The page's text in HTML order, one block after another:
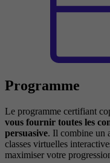
Programme
Le programme certifiant
vous fournir toutes les
persuasive. Il combine un
classes virtuelles
maximiser votre